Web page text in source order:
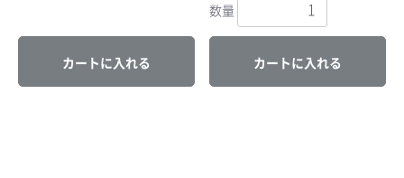
カートに入れる
数量
カートに入れる
お買い物を続ける
カートへ進む